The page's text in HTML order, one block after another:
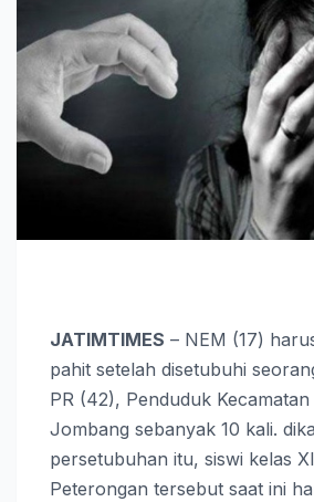
JATIMTIMES – NEM (17)
pahit setelah disetubuhi
PR (42), Penduduk Kecamatan
Jombang sebanyak 10 kali.
persetubuhan itu, siswi kelas
Peterongan tersebut saat ini